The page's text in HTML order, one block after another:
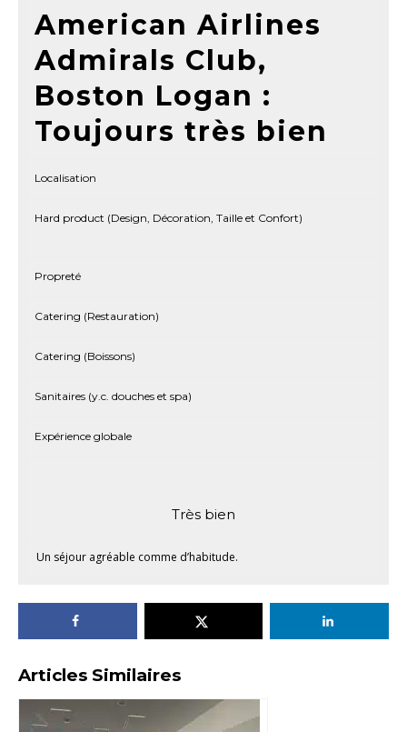
American Airlines
Admirals Club,
Boston Logan :
Toujours très bien
Localisation
Hard product (Design, Décoration, Taille et Confort)
Propreté
Catering (Restauration)
Catering (Boissons)
Sanitaires (y.c. douches et spa)
Expérience globale
Très bien
Un séjour agréable comme d’habitude.
Articles Similaires